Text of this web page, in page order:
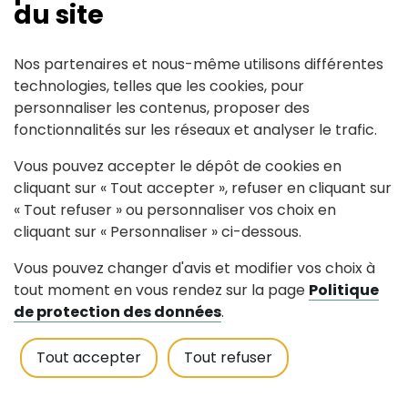
du site
Nos partenaires et nous-même utilisons différentes
technologies, telles que les cookies, pour
personnaliser les contenus, proposer des
fonctionnalités sur les réseaux et analyser le trafic.
Vous pouvez accepter le dépôt de cookies en
cliquant sur « Tout accepter », refuser en cliquant sur
« Tout refuser » ou personnaliser vos choix en
cliquant sur « Personnaliser » ci-dessous.
Vous pouvez changer d'avis et modifier vos choix à
tout moment en vous rendez sur la page Politique
de protection des données.
Tout accepter Tout refuser
France Titres (Agence Nationale des
Titres Sécurisés)
France Travail
France Rénov'
MSA (Mutualité Sociale Agricole)
Point-Justice
La Poste
Des outils numériques sont mis à
disposition (ordinateur en libre-service,
connexion internet, imprimante, copieur
et scanner).
Contacts :